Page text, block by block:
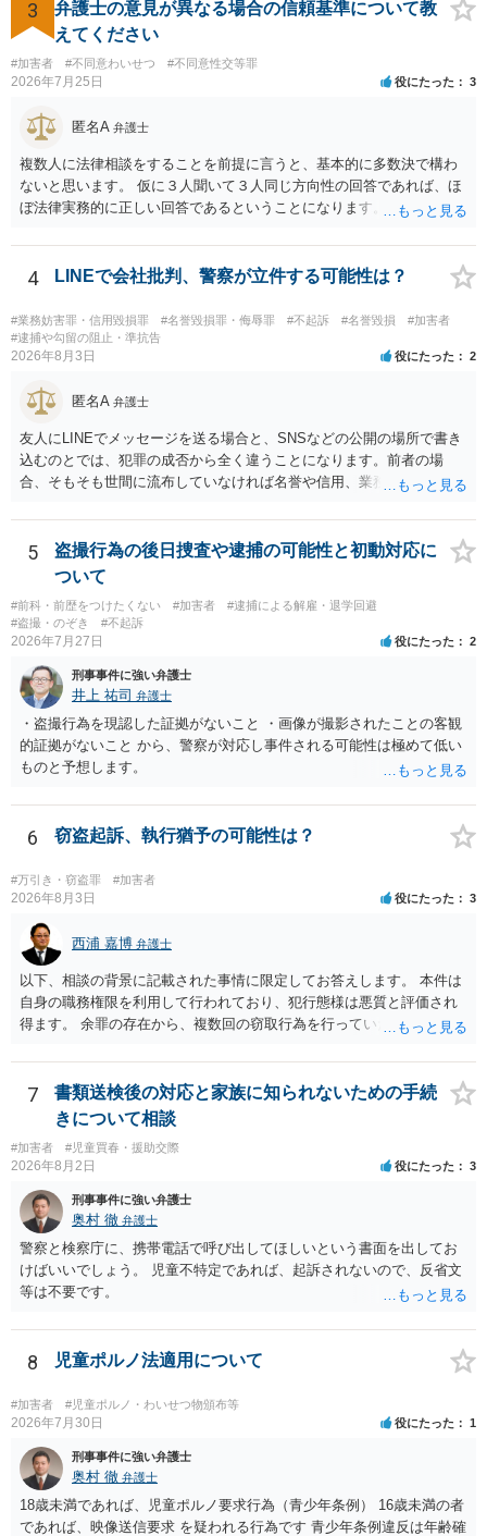
3
弁護士の意見が異なる場合の信頼基準について教
えてください
#加害者 #不同意わいせつ #不同意性交等罪
2026年7月25日 役にたった 3
匿名A 弁護士
複数人に法律相談をすることを前提に言うと、基本的に多数決で構わ
ないと思います。 仮に３人聞いて３人同じ方向性の回答であれば、ほ
ぼ法律実務的に正しい回答であるということになります。 ３人聞いて
２になった場合は、どちらも法律実務的にありえるということであ
り、３人の弁護士の中で、一番相性の良いいざというときに弁護を頼
みたい弁護士を決め、その弁護士の発言を信じるということになりま
す。 その３人の中で「逮捕されない」と断言した弁護士には基本的に
委任しないほうがよいと思われます。 そもそも意見が分かれるような
事案で、断言すること自体が不適切であるからです。 ただ、相談者が
の気持ちを理解した上で、「逮捕されてもすぐに（自ら）接見して、
士に予め費用の見積もりをしておいても良いかと思われます。
4 LINEで会社批判、警察が立件する可能性は？
#業務妨害罪・信用毀損罪 #名誉毀損罪・侮辱罪 #不起訴 #名誉毀損
#加害者
#逮捕や勾留の阻止・準抗告
2026年8月3日 役にたった 2
匿名A 弁護士
友人にLINEでメッセージを送る場合と、SNSなどの公開の場所で書き
込むのとでは、犯罪の成否から全く違うことになります。前者の場
合、そもそも世間に流布していなければ名誉や信用、業務にかかる犯
5
盗撮行為の後日捜査や逮捕の可能性と初動対応に
ついて
#前科・前歴をつけたくない #加害者
#逮捕による解雇・退学回避
#盗撮・のぞき
#不起訴
2026年7月27日 役にたった 2
刑事事件に強い弁護士
井上 祐司 弁護士
・盗撮行為を現認した証拠がないこと ・画像が撮影されたことの客観
的証拠がないこと から、警察が対応し事件される可能性は極めて低い
ものと予想します。
6 窃盗起訴、執行猶予の可能性は？
#万引き・窃盗罪 #加害者
2026年8月3日 役にたった 3
西浦 嘉博 弁護士
以下、相談の背景に記載された事情に限定してお答えします。 本件は
自身の職務権限を利用して行われており、犯行態様は悪質と評価され
得ます。 余罪の存在から、複数回の窃取行為を行っていたことも悪質
ると思われます。 他方、余罪を含めた全額を弁済していることは、被
害者の経済的損害の回復として有利に斟酌されます。 また、前科前歴
を有しないことも、規範意識が鈍磨しきっているとまでは言えず、有
利な点です。 その他、家族の監督等の情状証拠を適切に提出すること
で、私見ですが、執行猶予判決を視野に入れることが可能な事案と思
われます。 上記、一つの意見として参考ください。
7
書類送検後の対応と家族に知られないための手続
きについて相談
#加害者 #児童買春・援助交際
2026年8月2日 役にたった 3
刑事事件に強い弁護士
奥村 徹 弁護士
警察と検察庁に、携帯電話で呼び出してほしいという書面を出してお
けばいいでしょう。 児童不特定であれば、起訴されないので、反省文
等は不要です。
8 児童ポルノ法適用について
#加害者 #児童ポルノ・わいせつ物頒布等
2026年7月30日 役にたった 1
刑事事件に強い弁護士
奥村 徹 弁護士
18歳未満であれば、児童ポルノ要求行為（青少年条例） 16歳未満の者
であれば、映像送信要求 を疑われる行為です 青少年条例違反は年齢確